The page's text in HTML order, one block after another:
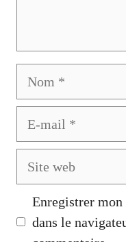
Enregistrer
dans le